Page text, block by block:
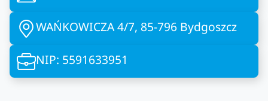
WAŃKOWICZA 4/7, 85-796 Bydgoszcz
NIP: 5591633951